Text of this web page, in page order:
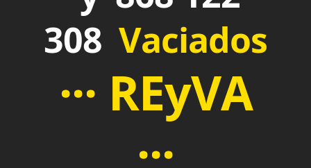
308 Vaciados
··· REyVA
···